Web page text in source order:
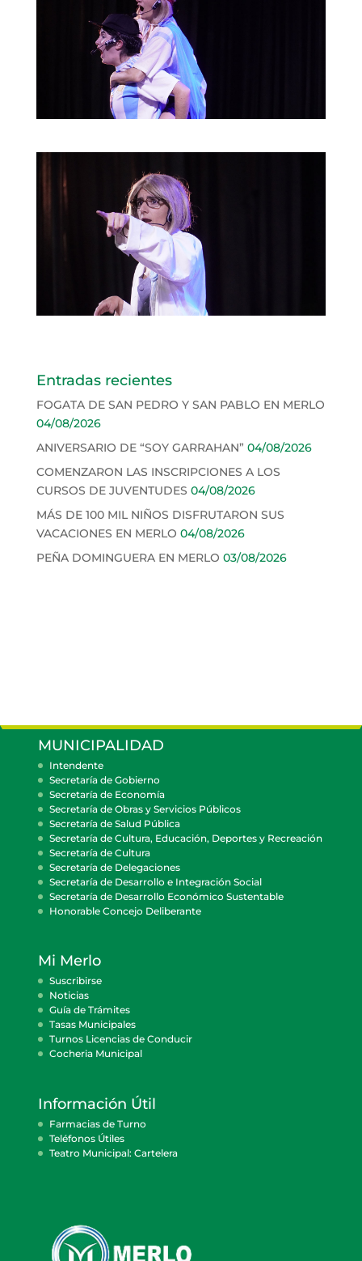
Entradas recientes
FOGATA DE SAN PEDRO Y SAN PABLO EN MERLO
04/08/2026
ANIVERSARIO DE “SOY GARRAHAN” 04/08/2026
COMENZARON LAS INSCRIPCIONES A LOS
CURSOS DE JUVENTUDES 04/08/2026
MÁS DE 100 MIL NIÑOS DISFRUTARON SUS
VACACIONES EN MERLO 04/08/2026
PEÑA DOMINGUERA EN MERLO 03/08/2026
MUNICIPALIDAD
Intendente
Secretaría de Gobierno
Secretaría de Economía
Secretaría de Obras y Servicios Públicos
Secretaría de Salud Pública
Secretaría de Cultura, Educación, Deportes y Recreación
Secretaría de Cultura
Secretaría de Delegaciones
Secretaría de Desarrollo e Integración Social
Secretaría de Desarrollo Económico Sustentable
Honorable Concejo Deliberante
Mi Merlo
Suscribirse
Noticias
Guía de Trámites
Tasas Municipales
Turnos Licencias de Conducir
Cocheria Municipal
Información Útil
Farmacias de Turno
Teléfonos Útiles
Teatro Municipal: Cartelera